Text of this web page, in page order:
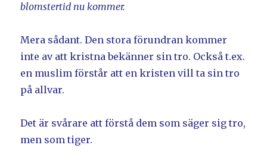
blomstertid nu kommer.
Mera sådant. Den stora förundran kommer
inte av att kristna bekänner sin tro. Också t.ex.
en muslim förstår att en kristen vill ta sin tro
på allvar.
Det är svårare att förstå dem som säger sig tro,
men som tiger.